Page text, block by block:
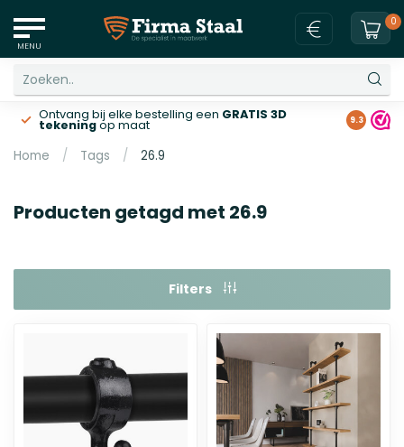
MENU
0
Ontvang bij elke bestelling een GRATIS 3D
tekeningop maat Gratis
9.3
Home / Tags / 26.9
Producten getagd met 26.9
Filters